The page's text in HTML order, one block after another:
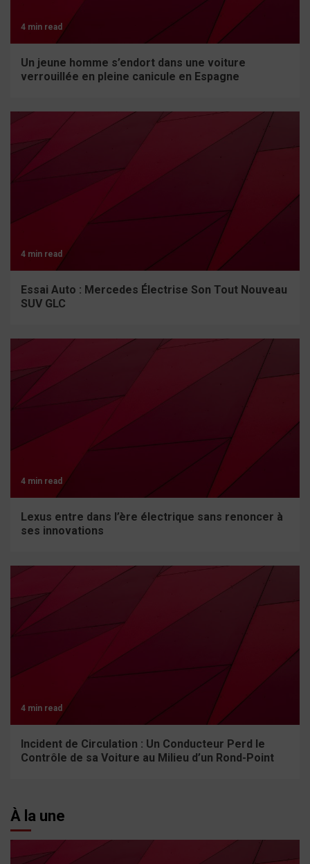
4 min read
Un jeune homme s’endort dans une voiture
verrouillée en pleine canicule en Espagne
4 min read
Essai Auto : Mercedes Électrise Son Tout Nouveau
SUV GLC
4 min read
Lexus entre dans l’ère électrique sans renoncer à
ses innovations
4 min read
Incident de Circulation : Un Conducteur Perd le
Contrôle de sa Voiture au Milieu d’un Rond-Point
À la une